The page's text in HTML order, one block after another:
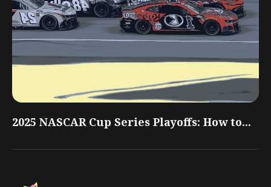
2025 NASCAR Cup Series Playoffs: How to...